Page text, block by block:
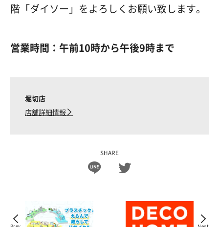
階「ダイソー」をよろしくお願い致します。
営業時間：午前10時から午後9時まで
堀切店
店舗詳細情報
SHARE